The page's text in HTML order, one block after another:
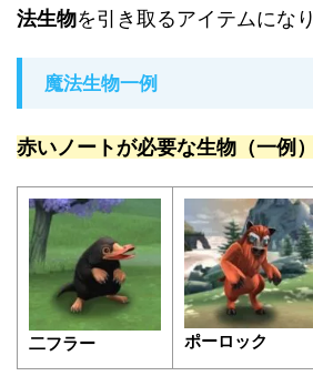
法生物を引き取るアイテムになり
魔法生物一例
赤いノートが必要な生物（一例）
二フラー ポーロック